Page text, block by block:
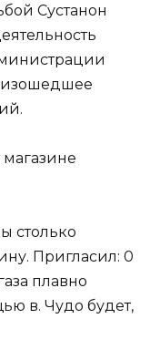
Сустанон
столько
Пригласил: 0
плавно
в. Чудо будет,